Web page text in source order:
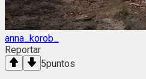
anna_korob_
Reportar
5puntos